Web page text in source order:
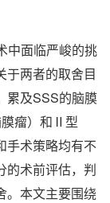
中面临严峻的挑
于两者的取舍目
累及SSS的脑膜
瘤）和Ⅱ型
手术策略均有不
的术前评估，判
。本文主要围绕